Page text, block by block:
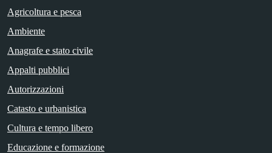
Agricoltura e pesca
Ambiente
Anagrafe e stato civile
Appalti pubblici
Autorizzazioni
Catasto e urbanistica
Cultura e tempo libero
Educazione e formazione